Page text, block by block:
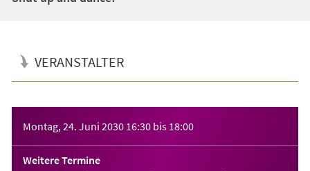
VERANSTALTER
Montag, 24. Juni 2030 16:30 bis 18:00
Weitere Termine